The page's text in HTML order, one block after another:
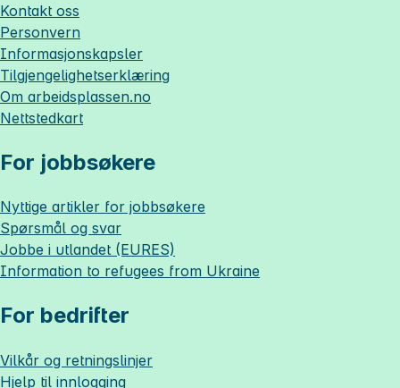
Kontakt oss
Personvern
Informasjonskapsler
Tilgjengelighetserklæring
Om arbeidsplassen.no
Nettstedkart
For jobbsøkere
Nyttige artikler for jobbsøkere
Spørsmål og svar
Jobbe i utlandet (EURES)
Information to refugees from Ukraine
For bedrifter
Vilkår og retningslinjer
Hjelp til innlogging